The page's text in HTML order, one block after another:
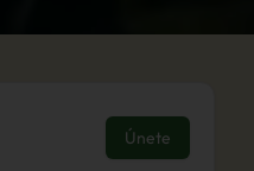
Únete